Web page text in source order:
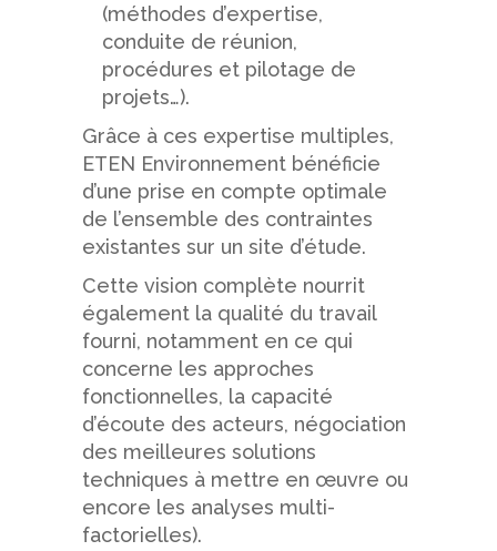
(méthodes d’expertise,
conduite de réunion,
procédures et pilotage de
projets…).
Grâce à ces expertise multiples,
ETEN Environnement bénéficie
d’une prise en compte optimale
de l’ensemble des contraintes
existantes sur un site d’étude.
Cette vision complète nourrit
également la qualité du travail
fourni, notamment en ce qui
concerne les approches
fonctionnelles, la capacité
d’écoute des acteurs, négociation
des meilleures solutions
techniques à mettre en œuvre ou
encore les analyses multi-
factorielles).